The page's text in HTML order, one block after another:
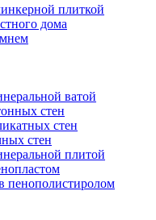
плиткой
дома
ватой
стен
стен
стен
плитой
пенополистиролом